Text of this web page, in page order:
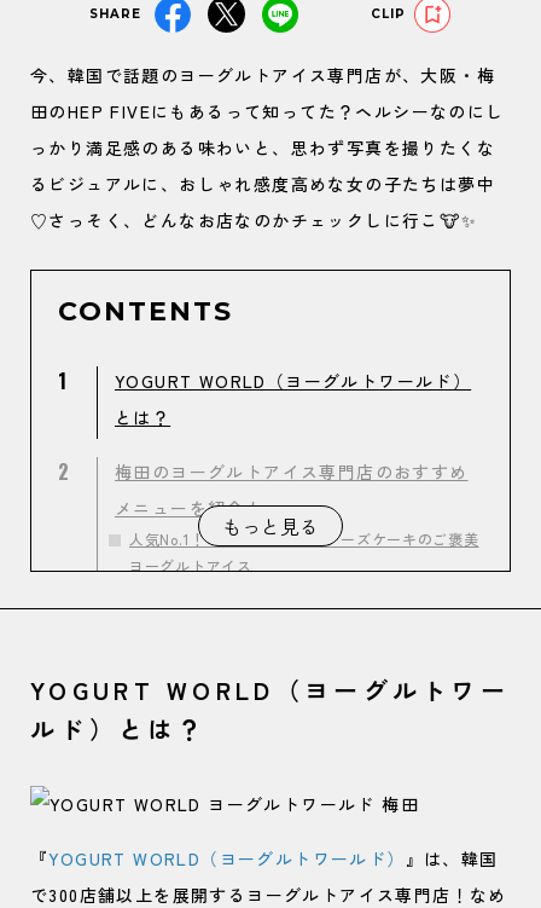
SHARE CLIP
今、韓国で話題のヨーグルトアイス専門店が、大阪・梅
田のHEP FIVEにもあるって知ってた？ヘルシーなのにし
っかり満足感のある味わいと、思わず写真を撮りたくな
るビジュアルに、おしゃれ感度高めな女の子たちは夢中
♡さっそく、どんなお店なのかチェックしに行こ🐮✨
CONTENTS
1
YOGURT WORLD（ヨーグルトワールド）
とは？
2
梅田のヨーグルトアイス専門店のおすすめ
メニューを紹介！
人気No.1！いちご×チョコ×チーズケーキのご褒美
ヨーグルトアイス
おいしくてきれいになれる？！コムハニー×キウイ
ヨーグルトアイス
もっと見る
YOGURT WORLD（ヨーグルトワー
ルド）とは？
『YOGURT WORLD（ヨーグルトワールド）
』は、韓国
で300店舗以上を展開するヨーグルトアイス専門店！なめ